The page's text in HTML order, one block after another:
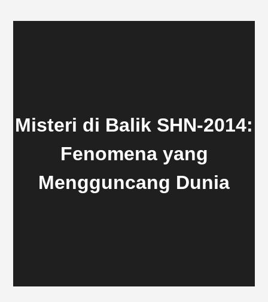
Misteri di Balik SHN-2014:
Fenomena yang
Mengguncang Dunia